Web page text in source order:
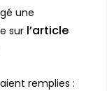
une
sur l’article
remplies :